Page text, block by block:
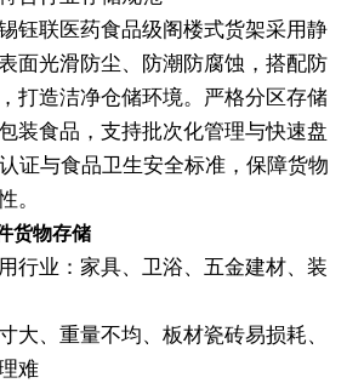
钰联医药食品级阁楼式货架采用静
面光滑防尘、防潮防腐蚀，搭配防
打造洁净仓储环境。严格分区存储
装食品，支持批次化管理与快速盘
证与食品卫生安全标准，保障货物
。
货物存储
行业：家具、卫浴、五金建材、装
大、重量不均、板材瓷砖易损耗、
难